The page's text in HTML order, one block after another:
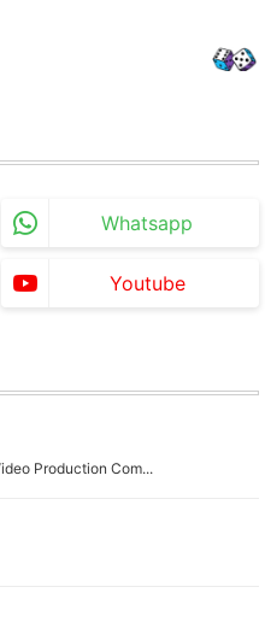
Whatsapp
Youtube
Production Com...